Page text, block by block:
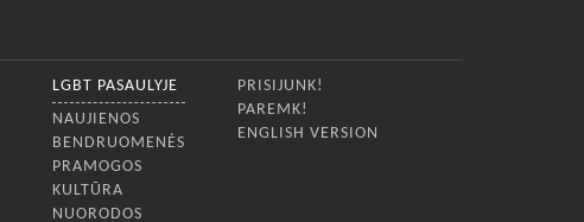
LGBT PASAULYJE
NAUJIENOS
BENDRUOMENĖS
PRAMOGOS
KULTŪRA
NUORODOS
PRISIJUNK!
PAREMK!
ENGLISH VERSION